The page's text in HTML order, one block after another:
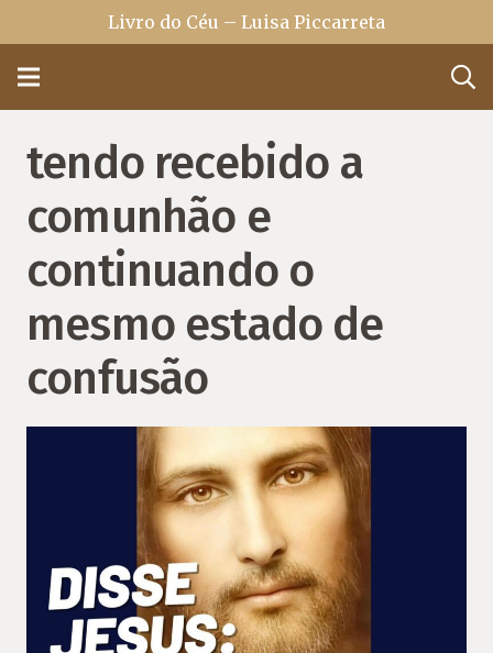
Livro do Céu – Luisa Piccarreta
tendo recebido a
comunhão e
continuando o
mesmo estado de
confusão